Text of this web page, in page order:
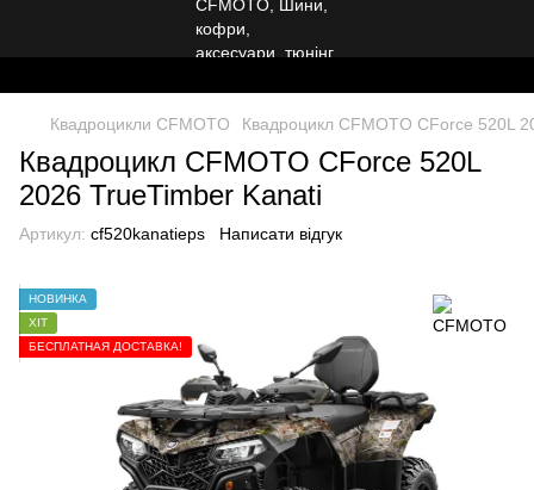
Квадроцикли CFMOTO Квадроцикл CFMOTO CForce 520L
Квадроцикл CFMOTO CForce 520L
2026 TrueTimber Kanati
Артикул: cf520kanatieps Написати відгук
НОВИНКА
ХІТ
БЕСПЛАТНАЯ ДОСТАВКА!